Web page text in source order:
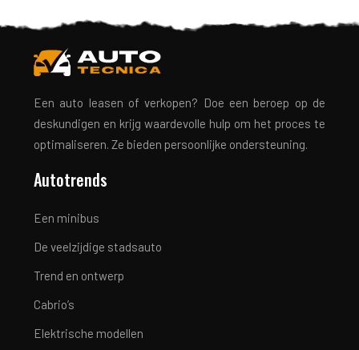
Een auto leasen of verkopen? Doe een beroep op de
deskundigen en krijg waardevolle hulp om het proces te
optimaliseren. Ze bieden persoonlijke ondersteuning.
Autotrends
Een minibus
De veelzijdige stadsauto
Trend en ontwerp
Cabrio’s
Elektrische modellen